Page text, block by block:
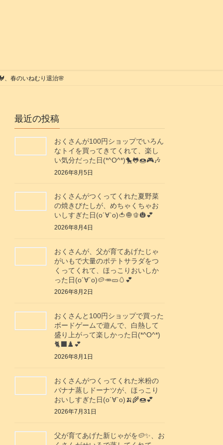
、春のいねむり退治🌸
最近の投稿
おくさんが100円ショップでいろん
なトイを買ってきてくれて、楽し
い気分だった日(*^O^*)🐤🐸🍩🎮️🎶
2026年8月5日
おくさんがつくってくれた夏野菜
の焼きびたしが、めちゃくちゃお
いしすぎた日(о´∀`о)🍅🧅🫑🎃💕
2026年8月4日
おくさんが、父が育てあげたじゃ
がいもで大量のポテトサラダをつ
くってくれて、ほっこりおいしか
った日(о´∀`о)🥔🥕🥒🥚💕
2026年8月2日
おくさんと100円ショップで買った
ボードゲームで遊んで、白熱して
盛り上がって楽しかった日(*^O^*)
🐈‍⬛♟️💕
2026年8月1日
おくさんがつくってくれた米粉の
バナナ蒸しドーナツが、ほっこり
おいしすぎた日(о´∀`о)🍌🌾🍩💕
2026年7月31日
父が育てあげた新じゃがを🥔✨️、お